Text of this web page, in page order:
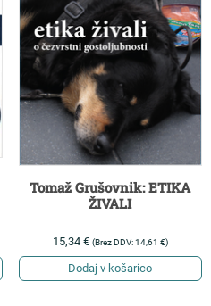
Tomaž Grušovnik: ETIKA
ŽIVALI
15,34 € (Brez DDV:14,61 €)
Dodaj v košarico